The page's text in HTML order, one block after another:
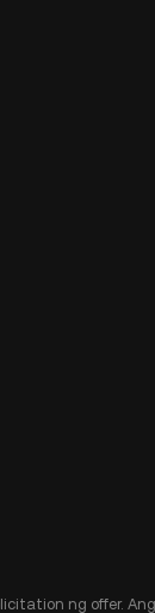
ng offer.